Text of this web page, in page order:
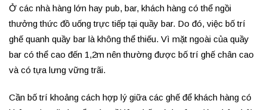
Ở các nhà hàng lớn hay pub, bar, khách hàng có thể ngồi
thưởng thức đồ uống trực tiếp tại quầy bar. Do đó, việc bố trí
ghế quanh quầy bar là không thể thiếu. Vì mặt ngoài của quầy
bar có thể cao đến 1,2m nên thường được bố trí ghế chân cao
và có tựa lưng vững trãi.
Cần bố trí khoảng cách hợp lý giữa các ghế để khách hàng có